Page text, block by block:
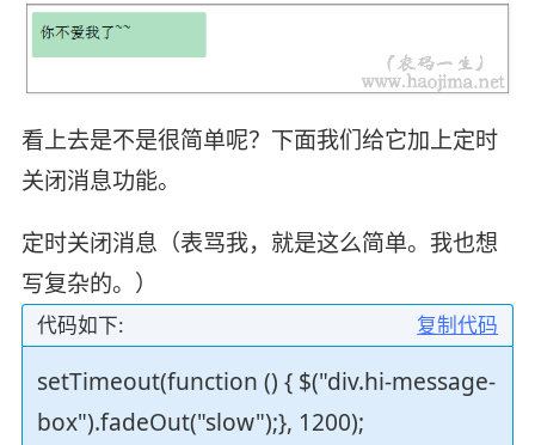
看上去是不是很简单呢？下面我们给它加上定时
关闭消息功能。
定时关闭消息（表骂我，就是这么简单。我也想
写复杂的。）
复制代码
代码如下:
setTimeout(function () { $("div.hi-message-
box").fadeOut("slow");}, 1200);